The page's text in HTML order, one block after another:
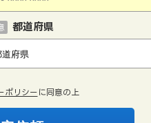
都道府県
ポリシー に同意の上